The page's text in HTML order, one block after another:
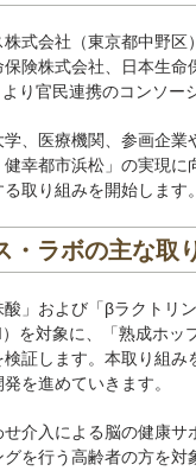
式会社（東京都中野
険株式会社、日本生
り官民連携のコンソー
、医療機関、参画企
幸都市浜松」の実現
取り組みを開始します
・ラボの主な取
酸」および「βラクト
を対象に、「熟成ホ
証します。本取り組
を進めていきます。
せ介入による脳の健康
を行う高齢者の方を